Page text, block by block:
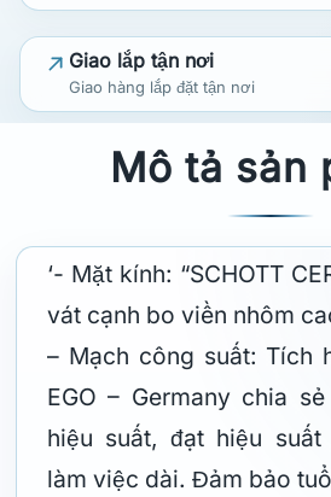
Giao lắp tận nơi
Giao hàng lắp đặt tận nơi
Mô tả sản
‘- Mặt kính: “SCHOTT
vát cạnh bo viền nhôm
– Mạch công suất: Tích
EGO – Germany chia
hiệu suất, đạt hiệu
làm việc dài. Đảm bảo